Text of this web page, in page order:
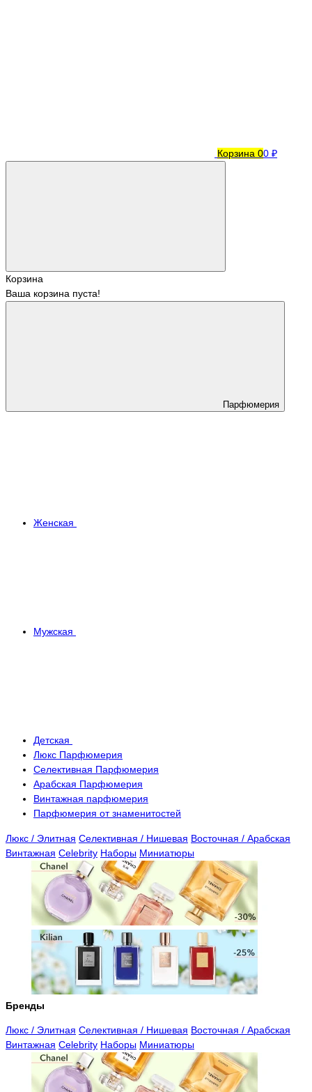
Корзина 00 ₽
Корзина
Ваша корзина пуста!
Парфюмерия
Женская
Мужская
Детская
Люкс Парфюмерия
Селективная Парфюмерия
Арабская Парфюмерия
Винтажная парфюмерия
Парфюмерия от знаменитостей
Люкс / Элитная Селективная / Нишевая Восточная / Арабская
Винтажная Celebrity Наборы Миниатюры
Бренды
Люкс / Элитная Селективная / Нишевая Восточная / Арабская
Винтажная Celebrity Наборы Миниатюры